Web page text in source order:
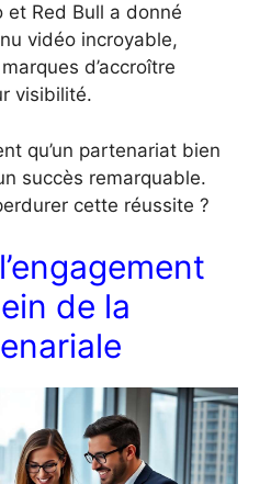
et Red Bull a donné
vidéo incroyable,
d’accroître
visibilité.
qu’un partenariat bien
succès remarquable.
cette réussite ?
de la